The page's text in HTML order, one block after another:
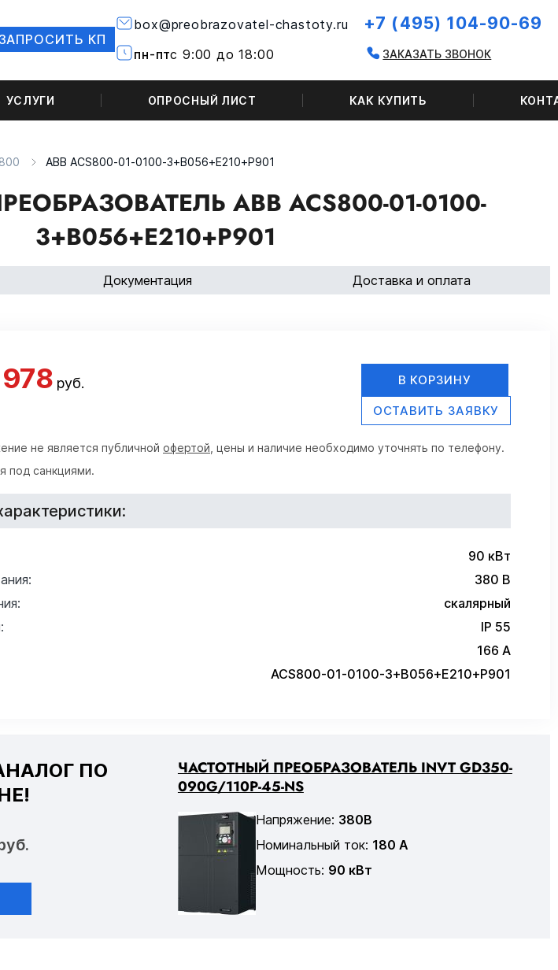
ЗАПРОСИТЬ КП
box@preobrazovatel-chastoty.ru +7 (495) 104-90-69
пн-птс 9:00 до 18:00 ЗАКАЗАТЬ ЗВОНОК
УСЛУГИ ОПРОСНЫЙ ЛИСТ КАК КУПИТЬ
ABB ACS800-01-0100-3+B056+E210+P901
ABB ACS800-01-0100-
3+B056+E210+P901
Документация Доставка и оплата
руб. В КОРЗИНУ
ОСТАВИТЬ ЗАЯВКУ
не является публичной офертой , цены и наличие необходимо уточнять по телефону.
под санкциями.
90 кВт
380 В
скалярный
IP 55
166 А
ACS800-01-0100-3+B056+E210+P901
ПО
ЧАСТОТНЫЙ ПРЕОБРАЗОВАТЕЛЬ INVT GD350-
090G/110P-45-NS
Напряжение: 380В
Номинальный ток: 180 А
Мощность: 90 кВт